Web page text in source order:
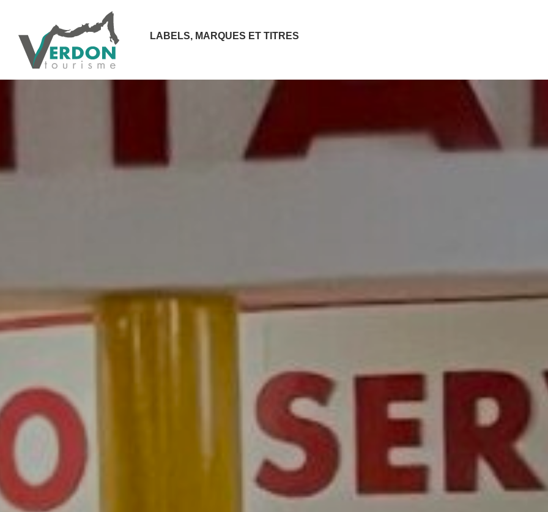
LABELS, MARQUES ET TITRES